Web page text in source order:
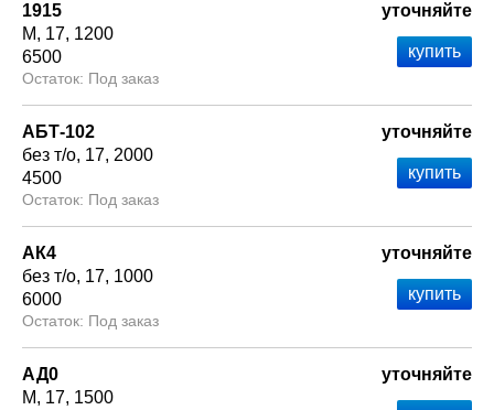
1915
М
17 1200
6500
Под заказ
уточняйте
АБТ-102
без т/о 17 2000
4500
Под заказ
уточняйте
АК4
без т/о 17 1000
6000
Под заказ
уточняйте
АД0
М
17 1500
уточняйте